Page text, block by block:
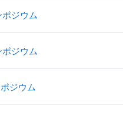
ジウム
ジウム
ジウム